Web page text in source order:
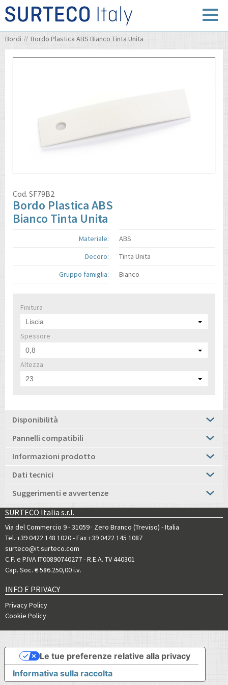
Bordi Bordo Plastica ABS Bianco Tinta Unita
Cod. SF79B2
Bordo Plastica ABS
Bianco Tinta Unita
Materiale:
Decoro:
Gruppo famiglia:
ABS
Tinta Unita
Bianco
Finitura
Liscia
Spessore
0,8
Altezza
23
Disponibilità
Pannelli compatibili
Informazioni prodotto
Dati tecnici
Suggerimenti e avvertenze
SURTECO Italia s.r.l.
Via del Commercio 9 - 31059 · Zero Branco (Treviso) - Italia
Tel. +39 0422 148 1020- Fax +39 0422 145 1087
surteco@it.surteco.com
C.F. e P.IVA IT00890740277 - R.E.A. TV 440301
Cap. Soc. € 586.250,00 i.v.
INFO E PRIVACY
Privacy Policy
Cookie Policy
Informativa sulla raccolta
Le tue preferenze relative alla privacy